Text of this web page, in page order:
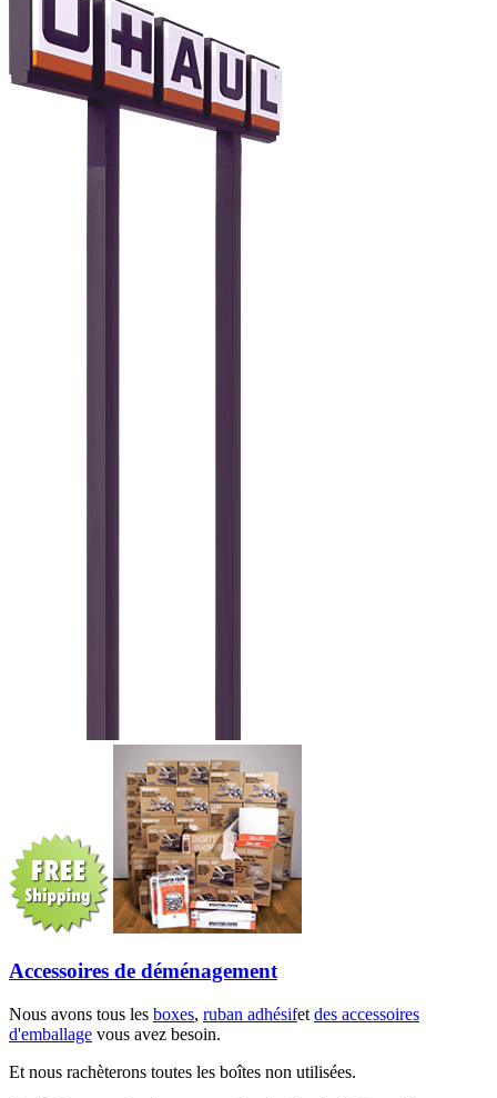
Accessoires de déménagement
Nous avons tous les boxes, ruban adhésifet des accessoires
d'emballage vous avez besoin.
Et nous rachèterons toutes les boîtes non utilisées.